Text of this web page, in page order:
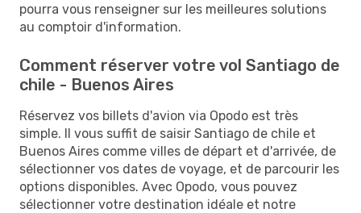
pourra vous renseigner sur les meilleures solutions
au comptoir d'information.
Comment réserver votre vol Santiago de
chile - Buenos Aires
Réservez vos billets d'avion via Opodo est très
simple. Il vous suffit de saisir Santiago de chile et
Buenos Aires comme villes de départ et d'arrivée, de
sélectionner vos dates de voyage, et de parcourir les
options disponibles. Avec Opodo, vous pouvez
sélectionner votre destination idéale et notre